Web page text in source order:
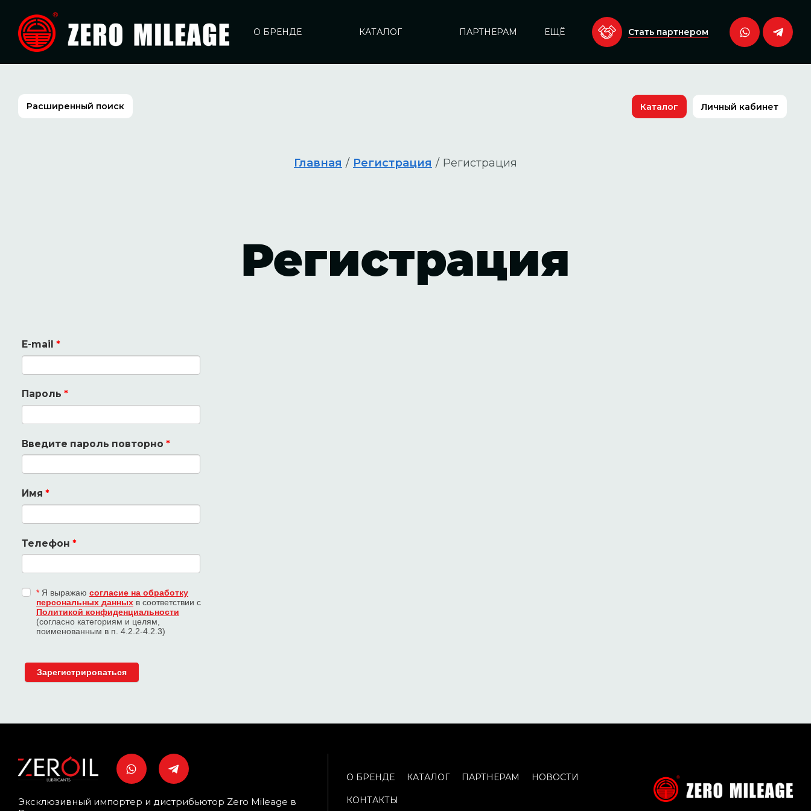
О БРЕНДЕ КАТАЛОГ ПАРТНЕРАМ ЕЩЁ Стать партнером
Расширенный поиск Каталог Личный кабинет
Главная / Регистрация / Регистрация
Регистрация
E-mail *
Пароль *
Введите пароль повторно *
Имя *
Телефон *
*Я выражаю согласие на обработку
персональных данныхв соответствии с
Политикой конфиденциальности
(согласно категориям и целям,
поименованным в п. 4.2.2-4.2.3)
Эксклюзивный импортер и дистрибьютор Zero Mileage в
О БРЕНДЕ КАТАЛОГ ПАРТНЕРАМ НОВОСТИ
КОНТАКТЫ